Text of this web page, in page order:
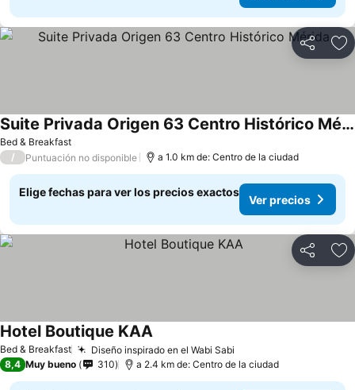
Compartir
Bed & Breakfast
Suite Privada Origen 63 Centro Histórico Mérida
/ Puntuación no disponible a 1.0 km de: Centro de la ciudad
Elige fechas para ver los precios exactos
Ver precios
Compartir
Bed & Breakfast Diseño inspirado en el Wabi Sabi
Hotel Boutique KAA
8,4 Muy bueno 310 a 2.4 km de: Centro de la ciudad